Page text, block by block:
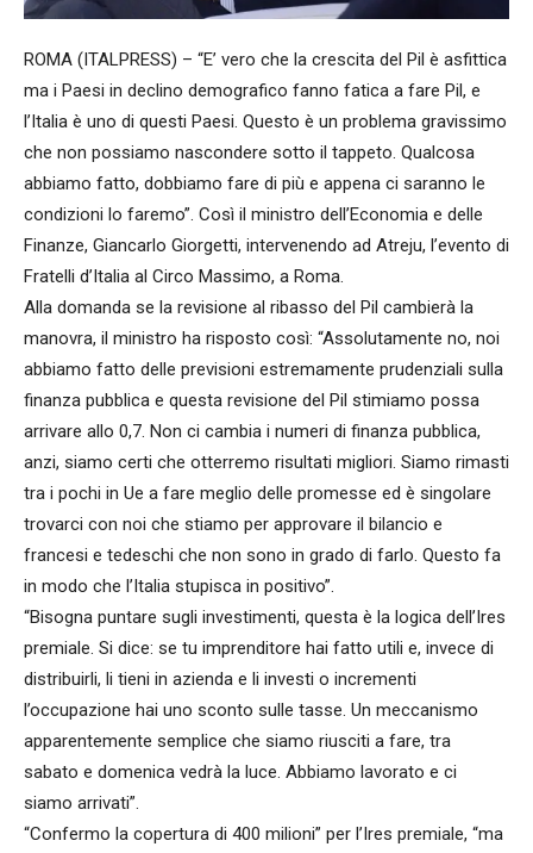
ROMA (ITALPRESS) – “E’ vero che la crescita del Pil è asfittica
ma i Paesi in declino demografico fanno fatica a fare Pil, e
l’Italia è uno di questi Paesi. Questo è un problema gravissimo
che non possiamo nascondere sotto il tappeto. Qualcosa
abbiamo fatto, dobbiamo fare di più e appena ci saranno le
condizioni lo faremo”. Così il ministro dell’Economia e delle
Finanze, Giancarlo Giorgetti, intervenendo ad Atreju, l’evento di
Fratelli d’Italia al Circo Massimo, a Roma.
Alla domanda se la revisione al ribasso del Pil cambierà la
manovra, il ministro ha risposto così: “Assolutamente no, noi
abbiamo fatto delle previsioni estremamente prudenziali sulla
finanza pubblica e questa revisione del Pil stimiamo possa
arrivare allo 0,7. Non ci cambia i numeri di finanza pubblica,
anzi, siamo certi che otterremo risultati migliori. Siamo rimasti
tra i pochi in Ue a fare meglio delle promesse ed è singolare
trovarci con noi che stiamo per approvare il bilancio e
francesi e tedeschi che non sono in grado di farlo. Questo fa
in modo che l’Italia stupisca in positivo”.
“Bisogna puntare sugli investimenti, questa è la logica dell’Ires
premiale. Si dice: se tu imprenditore hai fatto utili e, invece di
distribuirli, li tieni in azienda e li investi o incrementi
l’occupazione hai uno sconto sulle tasse. Un meccanismo
apparentemente semplice che siamo riusciti a fare, tra
sabato e domenica vedrà la luce. Abbiamo lavorato e ci
siamo arrivati”.
“Confermo la copertura di 400 milioni” per l’Ires premiale, “ma